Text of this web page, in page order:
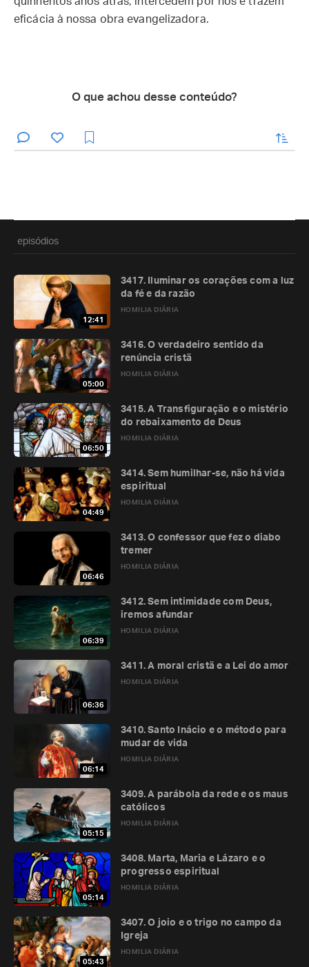
eficácia à nossa obra evangelizadora.
O que achou desse conteúdo?
enviar
episódios
12:41
HOMILIA DIÁRIA
3417. Iluminar os corações com a luz
da fé e da razão
05:00
HOMILIA DIÁRIA
3416. O verdadeiro sentido da
renúncia cristã
06:50
HOMILIA DIÁRIA
3415. A Transfiguração e o mistério
do rebaixamento de Deus
04:49
HOMILIA DIÁRIA
3414. Sem humilhar-se, não há vida
espiritual
06:46
HOMILIA DIÁRIA
3413. O confessor que fez o diabo
tremer
06:39
HOMILIA DIÁRIA
3412. Sem intimidade com Deus,
iremos afundar
06:36
HOMILIA DIÁRIA
3411. A moral cristã e a Lei do amor
06:14
HOMILIA DIÁRIA
3410. Santo Inácio e o método para
mudar de vida
05:15
HOMILIA DIÁRIA
3409. A parábola da rede e os maus
católicos
05:14
HOMILIA DIÁRIA
3408. Marta, Maria e Lázaro e o
progresso espiritual
05:43
HOMILIA DIÁRIA
3407. O joio e o trigo no campo da
Igreja